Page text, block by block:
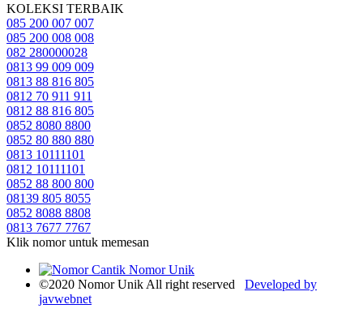
KOLEKSI TERBAIK
085 200 007 007
085 200 008 008
082 280000028
0813 99 009 009
0813 88 816 805
0812 70 911 911
0812 88 816 805
0852 8080 8800
0852 80 880 880
0813 10111101
0812 10111101
0852 88 800 800
08139 805 8055
0852 8088 8808
0813 7677 7767
Klik nomor untuk memesan
©2020 Nomor Unik All right reserved Developed by
javwebnet